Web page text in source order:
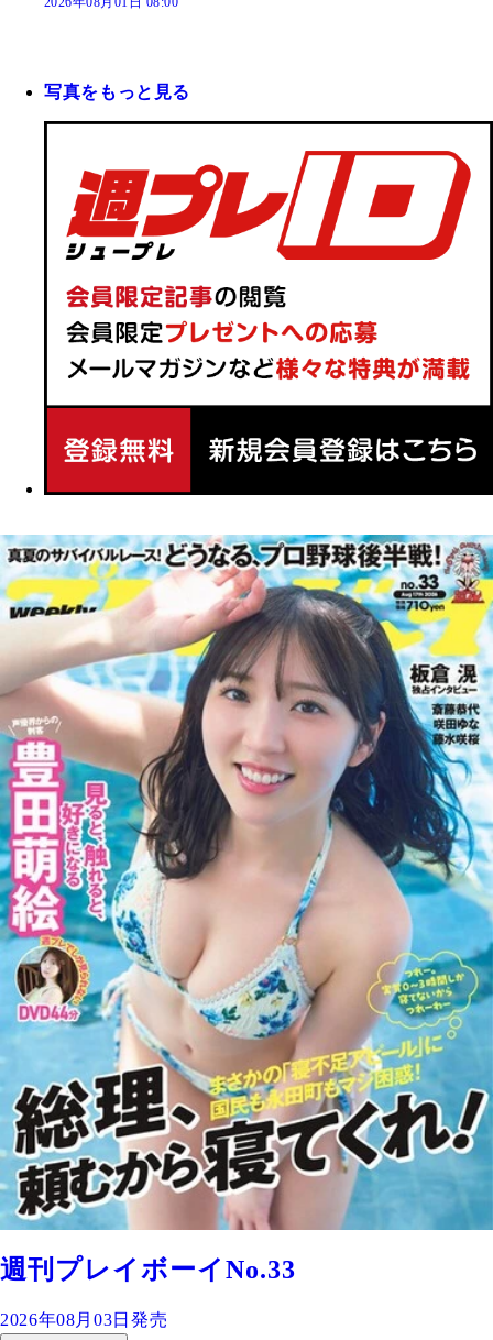
写真をもっと見る
週刊プレイボーイNo.33
2026年08月03日発売